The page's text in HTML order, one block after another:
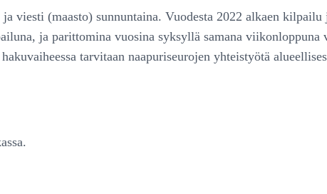
viesti (maasto) sunnuntaina. Vuodesta 2022 alkaen
ja parittomina vuosina syksyllä samana viikonloppuna
tarvitaan naapuriseurojen yhteistyötä